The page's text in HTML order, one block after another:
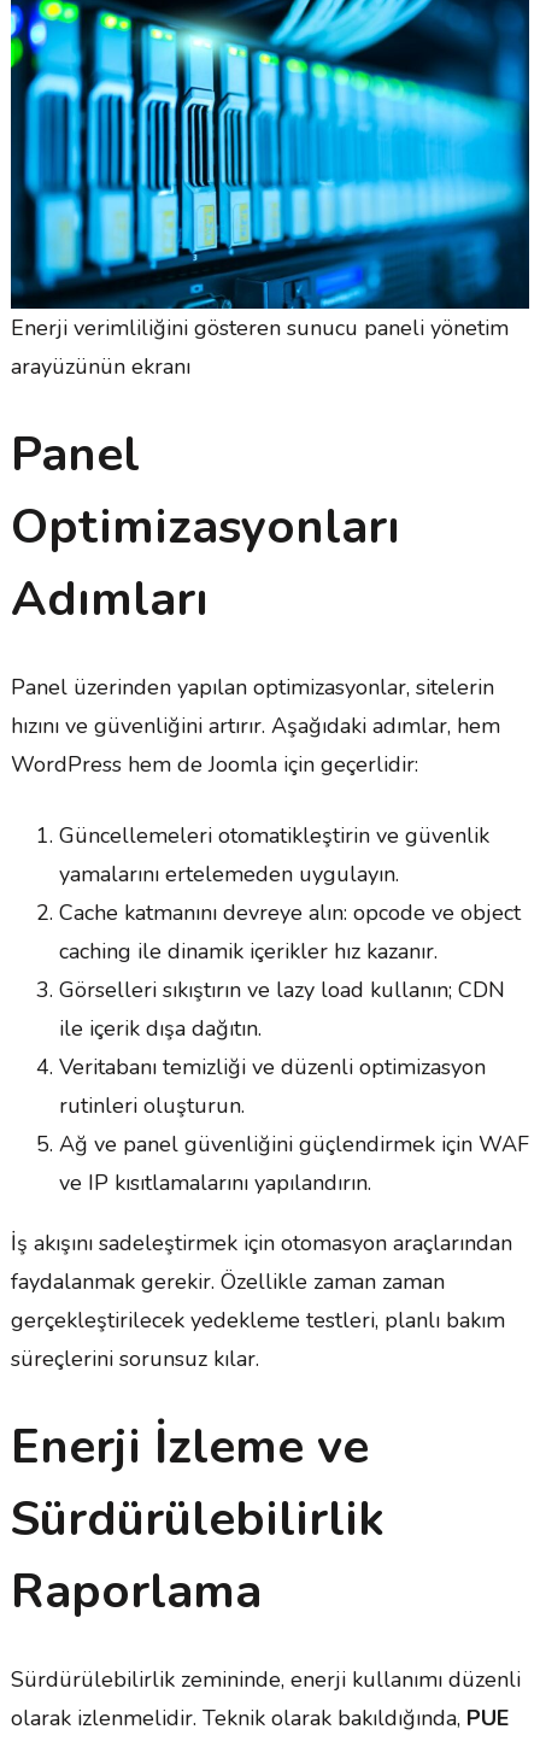
Enerji verimliliğini gösteren sunucu paneli yönetim
arayüzünün ekranı
Panel
Optimizasyonları
Adımları
Panel üzerinden yapılan optimizasyonlar, sitelerin
hızını ve güvenliğini artırır. Aşağıdaki adımlar, hem
WordPress hem de Joomla için geçerlidir:
Güncellemeleri otomatikleştirin ve güvenlik
yamalarını ertelemeden uygulayın.
Cache katmanını devreye alın: opcode ve object
caching ile dinamik içerikler hız kazanır.
Görselleri sıkıştırın ve lazy load kullanın; CDN
ile içerik dışa dağıtın.
Veritabanı temizliği ve düzenli optimizasyon
rutinleri oluşturun.
Ağ ve panel güvenliğini güçlendirmek için WAF
ve IP kısıtlamalarını yapılandırın.
İş akışını sadeleştirmek için otomasyon araçlarından
faydalanmak gerekir. Özellikle zaman zaman
gerçekleştirilecek yedekleme testleri, planlı bakım
süreçlerini sorunsuz kılar.
Enerji İzleme ve
Sürdürülebilirlik
Raporlama
Sürdürülebilirlik zemininde, enerji kullanımı düzenli
olarak izlenmelidir. Teknik olarak bakıldığında, PUE